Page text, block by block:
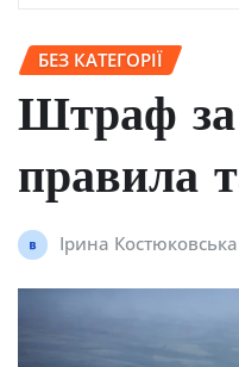
БЕЗ КАТЕГОРІЇ
Штраф за
правила
Ірина Костюковська